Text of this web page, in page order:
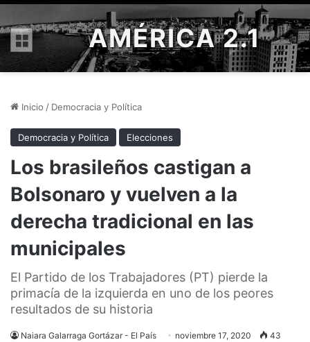
Menú AMÉRICA 2.1
Inicio / Democracia y Política
Democracia y Política Elecciones
Los brasileños castigan a
Bolsonaro y vuelven a la
derecha tradicional en las
municipales
El Partido de los Trabajadores (PT) pierde la
primacía de la izquierda en uno de los peores
resultados de su historia
Naiara Galarraga Gortázar - El País noviembre 17, 2020 43